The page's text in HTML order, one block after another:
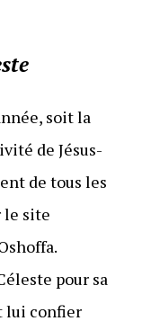
soit la
de Jésus-
de tous les
le site
pour sa
lui confier